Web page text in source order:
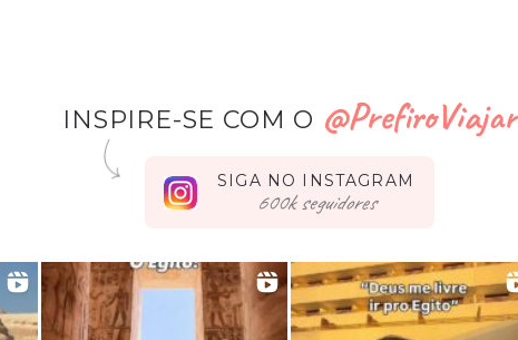
INSPIRE-SE COM O @PrefiroViajar
SIGA NO INSTAGRAM
seguidores